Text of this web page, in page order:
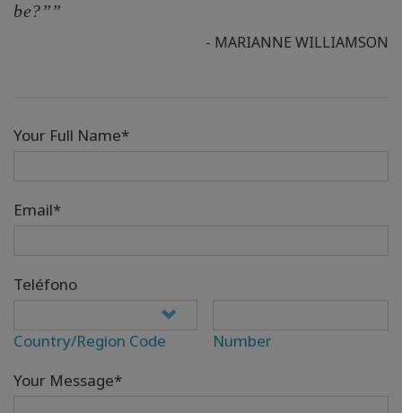
be?””
- MARIANNE WILLIAMSON
Your Full Name*
Email*
Teléfono
Country/Region Code
Number
Your Message*